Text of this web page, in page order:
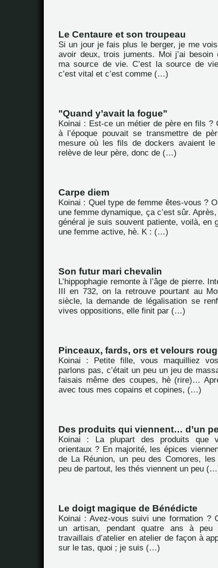
Le Centaure et son troupeau
Si un jour je fais plus le berger, je me
avoir deux, trois juments. Moi j’ai besoin
ma source de vie. C’est la source de
c’est vital et c’est comme (…)
"Quand y’avait la fogue"
Koinai : Est-ce un métier de père en fils ?
à l’époque pouvait se transmettre de
mesure où les fils de dockers avaient
relève de leur père, donc de (…)
Carpe diem
Koinai : Quel type de femme êtes-vous ?
une femme dynamique, ça c’est sûr.
général je suis souvent patiente, voilà, en
une femme active, hè. K : (…)
Son futur mari chevalin
L’hippophagie remonte à l’âge de pierre.
III en 732, on la retrouve pourtant au
siècle, la demande de légalisation se
vives oppositions, elle finit par (…)
Pinceaux, fards, ors et velours
Koinai : Petite fille, vous maquilliez
parlons pas, c’était un peu un jeu de
faisais même des coupes, hè (rire)…
avec tous mes copains et copines, (…)
Des produits qui viennent… d’un
Koinai : La plupart des produits que
orientaux ? En majorité, les épices
de La Réunion, un peu des Comores,
peu de partout, les thés viennent un peu
Le doigt magique de Bénédicte
Koinai : Avez-vous suivi une formation ?
un artisan, pendant quatre ans à
travaillais d’atelier en atelier de façon à
sur le tas, quoi ; je suis (…)